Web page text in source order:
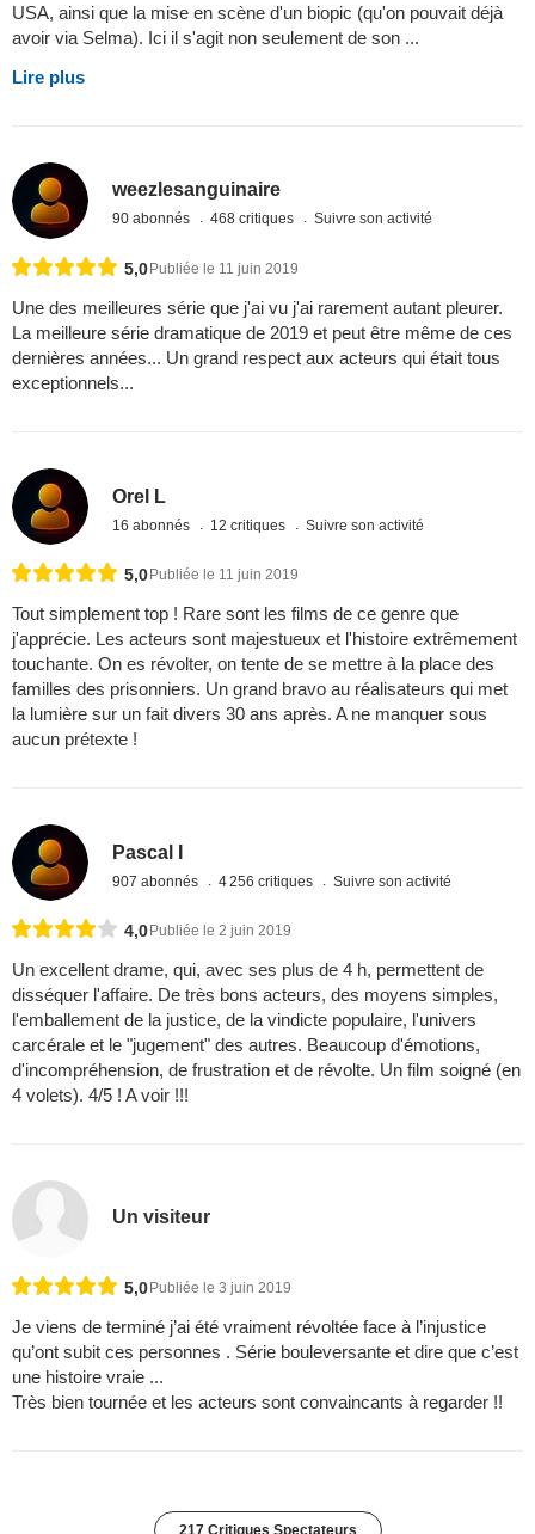
USA, ainsi que la mise en scène d'un biopic (qu'on pouvait déjà
avoir via Selma). Ici il s'agit non seulement de son ...
Lire plus
weezlesanguinaire
90 abonnés 468 critiques Suivre son activité
5,0 Publiée le 11 juin 2019
Une des meilleures série que j'ai vu j'ai rarement autant pleurer.
La meilleure série dramatique de 2019 et peut être même de ces
dernières années... Un grand respect aux acteurs qui était tous
exceptionnels...
Orel L
16 abonnés 12 critiques Suivre son activité
5,0 Publiée le 11 juin 2019
Tout simplement top ! Rare sont les films de ce genre que
j'apprécie. Les acteurs sont majestueux et l'histoire extrêmement
touchante. On es révolter, on tente de se mettre à la place des
familles des prisonniers. Un grand bravo au réalisateurs qui met
la lumière sur un fait divers 30 ans après. A ne manquer sous
aucun prétexte !
Pascal I
907 abonnés 4 256 critiques Suivre son activité
4,0 Publiée le 2 juin 2019
Un excellent drame, qui, avec ses plus de 4 h, permettent de
disséquer l'affaire. De très bons acteurs, des moyens simples,
l'emballement de la justice, de la vindicte populaire, l'univers
carcérale et le "jugement" des autres. Beaucoup d'émotions,
d'incompréhension, de frustration et de révolte. Un film soigné (en
4 volets). 4/5 ! A voir !!!
Un visiteur
5,0Publiée le 3 juin 2019
Je viens de terminé j’ai été vraiment révoltée face à l’injustice
qu’ont subit ces personnes . Série bouleversante et dire que c’est
une histoire vraie ...
Très bien tournée et les acteurs sont convaincants à regarder !!
217 Critiques Spectateurs